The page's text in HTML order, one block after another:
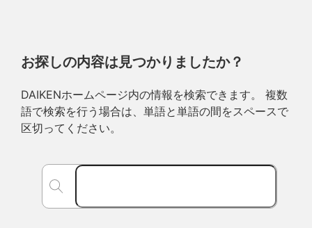
お探しの内容は見つかりましたか？
DAIKENホームページ内の情報を検索できます。 複数
語で検索を行う場合は、単語と単語の間をスペースで
区切ってください。